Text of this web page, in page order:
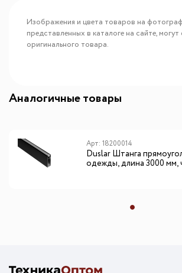
Изображения и цвета товаров на
представленных в каталоге на сайте,
оригинального товара.
Аналогичные товары
Арт: 18200014
Duslar Штанга
одежды, длина 3000 мм,